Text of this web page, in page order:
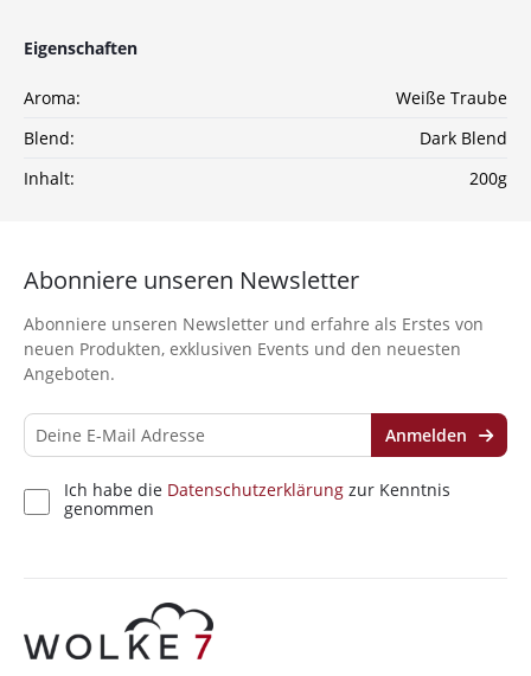
Eigenschaften
Aroma:
Weiße Traube
Blend:
Dark Blend
Inhalt:
200g
Shisha-Produkten, Tabaksorten und Zubehör – alles,
*Gilt nicht für Tabakwaren, Vapes, Liquid, Kohle und Xkah
Kenntnis genommen
Abonniere unseren Newsletter
Abonniere unseren Newsletter und erfahre als Erstes von
neuen Produkten, exklusiven Events und den neuesten
Angeboten.
Ich habe die Datenschutzerklärung zur Kenntnis
genommen
Anmelden